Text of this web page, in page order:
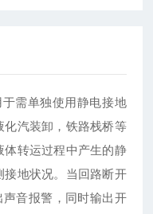
于需单独使用静电接地
汽装卸，铁路栈桥等
转运过程中产生的静
接地状况。当回路断开
音报警，同时输出开